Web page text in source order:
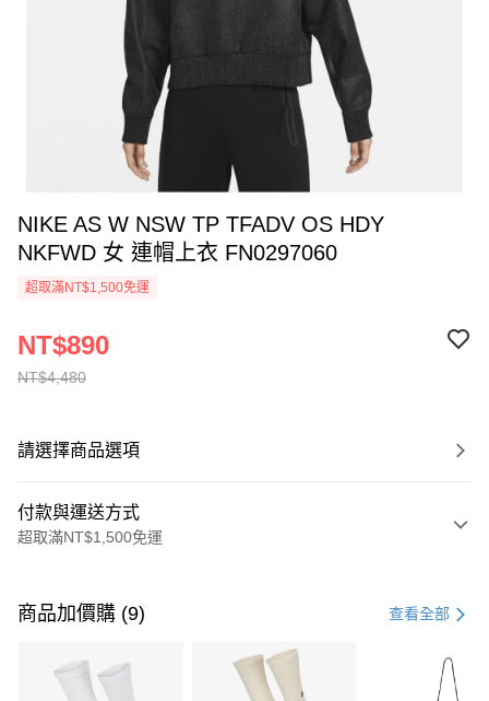
NIKE AS W NSW TP TFADV OS HDY
NKFWD 女 連帽上衣 FN0297060
超取滿NT$1,500免運
NT$4,480
NT$890
請選擇商品選項
付款與運送方式
超取滿NT$1,500免運
信用卡一次付款
3 期 0 利率 每期 21家銀行
商品加價購 (9) 查看全部